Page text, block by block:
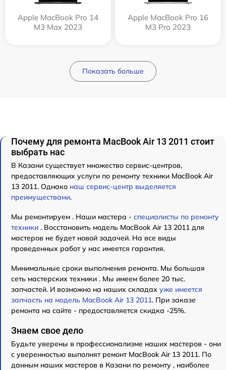
Apple MacBook Pro 14
M3 Max 2023
Apple MacBook Pro 16
M3 Pro 2023
Показать больше
Почему для ремонта MacBook Air 13 2011 стоит
выбрать нас
В Казани существует множество сервис-центров,
предоставляющих услуги по ремонту техники MacBook Air
13 2011. Однако наш сервис-центр выделяется
преимуществами.
Мы ремонтируем . Наши мастера - специалисты по ремонту
техники . Восстановить модель MacBook Air 13 2011 для
мастеров не будет новой задачей. На все виды
проведенных работ у нас имеется гарантия.
Минимальные сроки выполнения ремонта. Мы большая
сеть мастерских техники . Мы имеем более 20 тыс.
запчастей. И возможно на наших складах уже имеется
запчасть на модель MacBook Air 13 2011. При заказе
ремонта на сайте - предоставляется скидка -25%.
Знаем свое дело
Будьте уверены в профессионализме наших мастеров - они
с уверенностью выполнят ремонт MacBook Air 13 2011. По
данным наших мастеров в Казани по ремонту , наиболее